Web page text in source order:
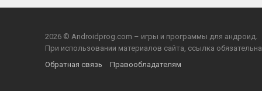
2026 © Androidprog.com – игры и программы для андроид.
При использовании материалов сайта, ссылка
Обратная связь
Правообладателям